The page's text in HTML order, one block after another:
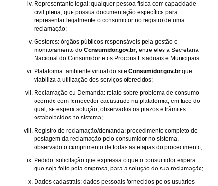
Representante legal: qualquer pessoa física com capacidade
civil plena, que possua documentação específica para
representar legalmente o consumidor no registro de uma
reclamação;
Gestores: órgãos públicos responsáveis pela gestão e
monitoramento do Consumidor.gov.br, entre eles a Secretaria
Nacional do Consumidor e os Procons Estaduais e Municipais;
Plataforma: ambiente virtual do site Consumidor.gov.br que
viabiliza a utilização dos serviços oferecidos;
Reclamação ou Demanda: relato sobre problema de consumo
ocorrido com fornecedor cadastrado na plataforma, em face do
qual, se espera solução, observados os prazos e trâmites
estabelecidos no sistema;
Registro de reclamação/demanda: procedimento completo de
postagem da reclamação pelo consumidor no sistema,
observado o cumprimento de todas as etapas do procedimento;
Pedido: solicitação que expressa o que o consumidor espera
que seja feito pela empresa, para a solução de sua reclamação;
Dados cadastrais: dados pessoais fornecidos pelos usuários